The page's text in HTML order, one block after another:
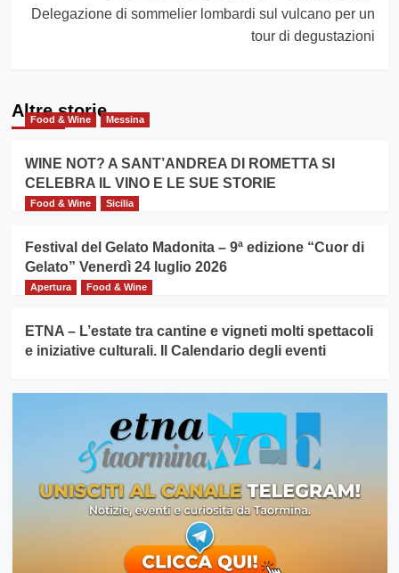
Delegazione di sommelier lombardi sul vulcano per un
tour di degustazioni
Altre storie
Food & Wine Messina
WINE NOT? A SANT’ANDREA DI ROMETTA SI
CELEBRA IL VINO E LE SUE STORIE
Food & Wine Sicilia
Festival del Gelato Madonita – 9ª edizione “Cuor di
Gelato” Venerdì 24 luglio 2026
Apertura Food & Wine
ETNA – L’estate tra cantine e vigneti molti spettacoli
e iniziative culturali. Il Calendario degli eventi